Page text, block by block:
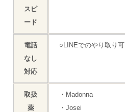
スピ
ード
電話
なし
対応
○LINEでのやり取り可
取扱
薬
・Madonna
・Josei